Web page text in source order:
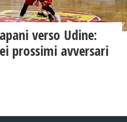
verso Udine:
prossimi avversari